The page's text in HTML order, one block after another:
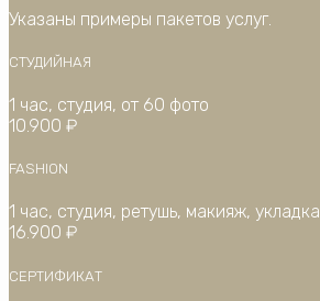
Указаны примеры пакетов услуг.
СТУДИЙНАЯ
1 час, студия, от 60 фото
10.900 ₽
FASHION
1 час, студия, ретушь, макияж, укладка
16.900 ₽
СЕРТИФИКАТ